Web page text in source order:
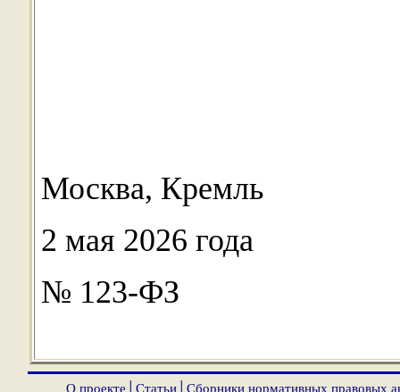
Москва, Кремль
2 мая 2026 года
№ 123-ФЗ
О проекте Статьи Сборники нормативных правовых